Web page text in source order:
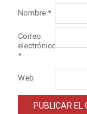
Nombre *
Correo
electrónico
*
Web